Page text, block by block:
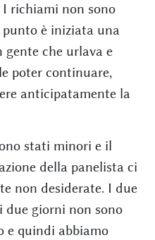
richiami non sono
è iniziata una
che urlava e
poter continuare,
anticipatamente la
stati minori e il
della panelista ci
non desiderate. I due
due giorni non sono
e quindi abbiamo